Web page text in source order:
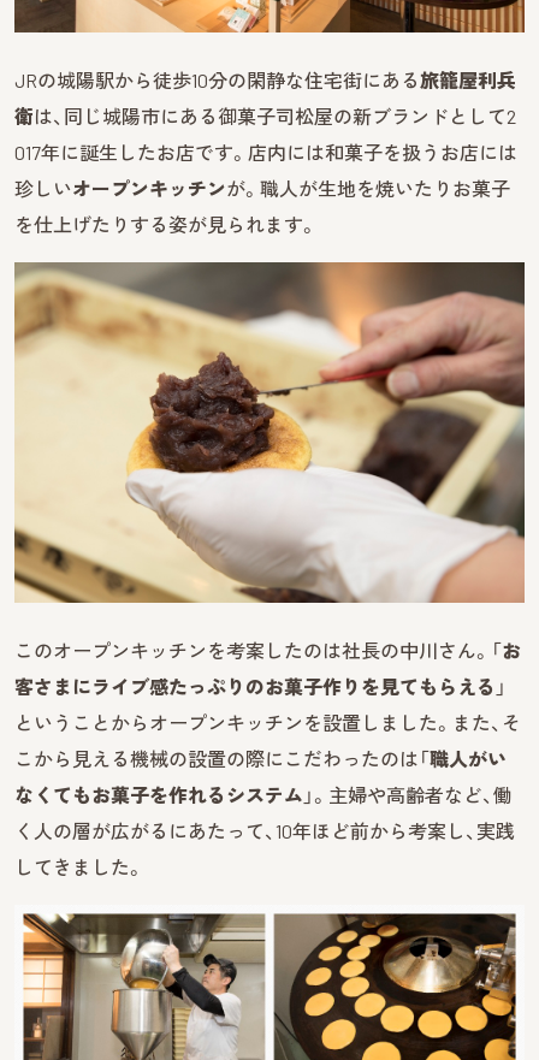
JRの城陽駅から徒歩10分の閑静な住宅街にある旅籠屋利兵
衛は、同じ城陽市にある御菓子司松屋の新ブランドとして2
017年に誕生したお店です。店内には和菓子を扱うお店には
珍しいオープンキッチンが。職人が生地を焼いたりお菓子
を仕上げたりする姿が見られます。
このオープンキッチンを考案したのは社長の中川さん。「お
客さまにライブ感たっぷりのお菓子作りを見てもらえる 」
ということからオープンキッチンを設置しました。また、そ
こから見える機械の設置の際にこだわったのは「職人がい
なくてもお菓子を作れるシステム 」。主婦や高齢者など、働
く人の層が広がるにあたって、10年ほど前から考案し、実践
してきました。